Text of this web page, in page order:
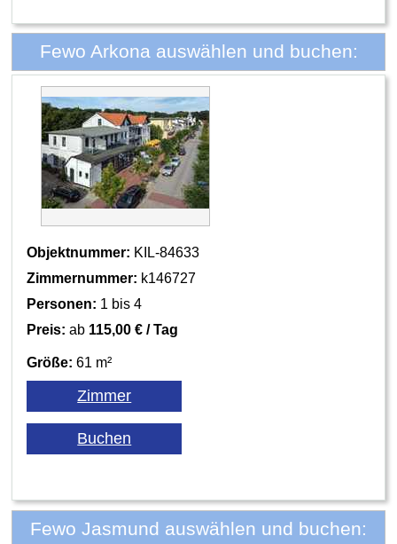
Fewo Arkona auswählen und buchen:
Objektnummer: KIL-84633
Zimmernummer: k146727
Personen: 1 bis 4
Preis: ab 115,00 € / Tag
Größe: 61 m²
Fewo Jasmund auswählen und buchen: